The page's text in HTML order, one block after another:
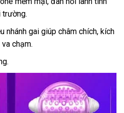
trường.
nhánh gai giúp châm chích, kích
chạm.